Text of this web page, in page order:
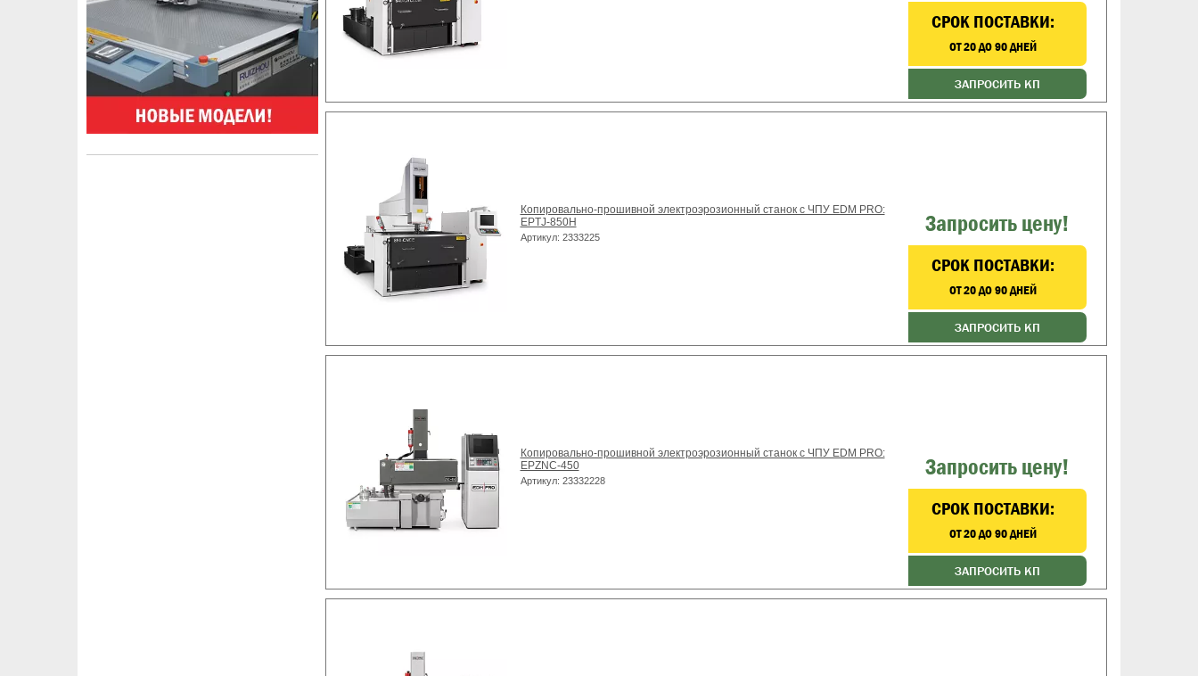
CРОК ПОСТАВКИ:
ОТ 20 ДО 90 ДНЕЙ
ЗАПРОСИТЬ КП
Копировально-прошивной электроэрозионный станок с ЧПУ EDM PRO:
EPTJ-850H
Артикул: 2333225
Запросить цену!
CРОК ПОСТАВКИ:
ОТ 20 ДО 90 ДНЕЙ
ЗАПРОСИТЬ КП
Копировально-прошивной электроэрозионный станок с ЧПУ EDM PRO:
EPZNC-450
Артикул: 23332228
Запросить цену!
CРОК ПОСТАВКИ:
ОТ 20 ДО 90 ДНЕЙ
ЗАПРОСИТЬ КП